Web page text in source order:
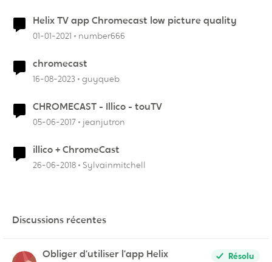
Helix TV app Chromecast low picture quality
01-01-2021 number666
chromecast
16-08-2023 guyqueb
CHROMECAST - Illico - touTV
05-06-2017 jeanjutron
illico + ChromeCast
26-06-2018 Sylvainmitchell
Discussions récentes
Obliger d’utiliser l’app Helix
Résolu